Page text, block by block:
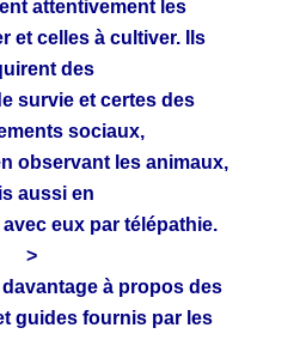
attentivement les
et celles à cultiver. Ils
des
survie et certes des
sociaux,
observant les animaux,
aussi en
eux par télépathie.
>
à propos des
guides fournis par les